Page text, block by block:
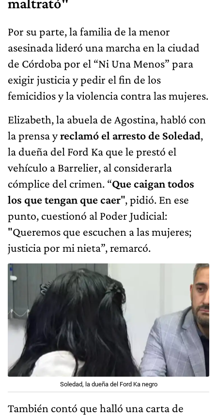
Por su parte, la familia de la menor
asesinada lideró una marcha en la ciudad
de Córdoba por el “Ni Una Menos” para
exigir justicia y pedir el fin de los
femicidios y la violencia contra las mujeres.
Elizabeth, la abuela de Agostina, habló con
la prensa yreclamó el arresto de Soledad,
la dueña del Ford Ka que le prestó el
vehículo a Barrelier, al considerarla
cómplice del crimen. “Que caigan todos
los que tengan que caer", pidió. En ese
punto, cuestionó al Poder Judicial:
"Queremos que escuchen a las mujeres;
justicia por mi nieta”, remarcó.
Soledad, la dueña del Ford Ka negro
También contó que halló una carta de